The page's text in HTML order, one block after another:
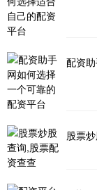
配资
股票